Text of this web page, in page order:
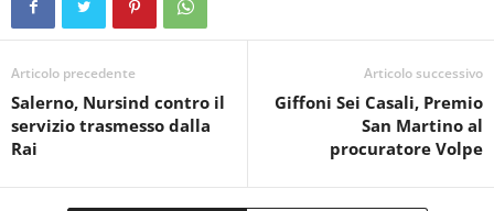
Articolo precedente
Salerno, Nursind contro il
servizio trasmesso dalla
Rai
Articolo successivo
Giffoni Sei Casali, Premio
San Martino al
procuratore Volpe